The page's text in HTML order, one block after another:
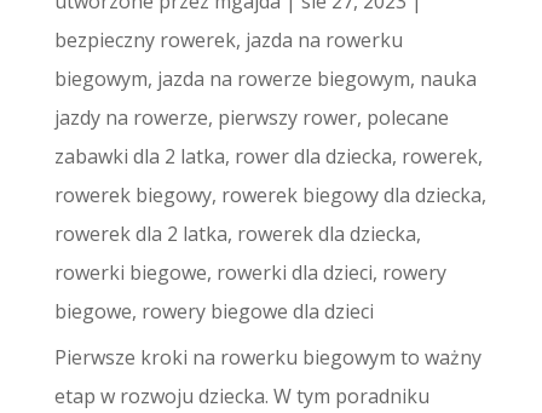
bezpieczny rowerek, jazda na rowerku
biegowym, jazda na rowerze biegowym, nauka
jazdy na rowerze, pierwszy rower, polecane
zabawki dla 2 latka, rower dla dziecka, rowerek,
rowerek biegowy, rowerek biegowy dla dziecka,
rowerek dla 2 latka, rowerek dla dziecka,
rowerki biegowe, rowerki dla dzieci, rowery
biegowe, rowery biegowe dla dzieci
Pierwsze kroki na rowerku biegowym to ważny
etap w rozwoju dziecka. W tym poradniku